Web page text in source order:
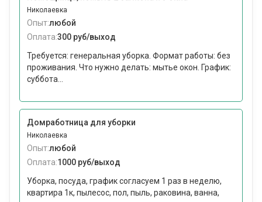
Николаевка
Опыт:любой
Оплата:300 руб/выход
Требуется: генеральная уборка. Формат работы: без
проживания. Что нужно делать: мытье окон. График:
суббота...
Домработница для уборки
Николаевка
Опыт:любой
Оплата:1000 руб/выход
Уборка, посуда, график согласуем 1 раз в неделю,
квартира 1к, пылесос, пол, пыль, раковина, ванна,